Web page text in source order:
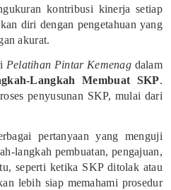
kontribusi kinerja setiap
diri dengan pengetahuan yang
akurat.
Pelatihan Pintar Kemenag dalam
Langkah Membuat SKP.
penyusunan SKP, mulai dari
pertanyaan yang menguji
langkah pembuatan, pengajuan,
seperti ketika SKP ditolak atau
lebih siap memahami prosedur